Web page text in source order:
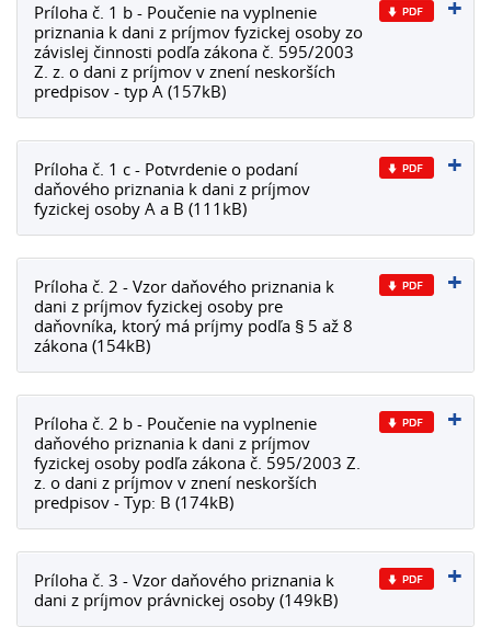
Príloha č. 1 b - Poučenie na vyplnenie
priznania k dani z príjmov fyzickej osoby zo
závislej činnosti podľa zákona č. 595/2003
Z. z. o dani z príjmov v znení neskorších
predpisov - typ A (157kB)
Príloha č. 1 c - Potvrdenie o podaní
daňového priznania k dani z príjmov
fyzickej osoby A a B (111kB)
Príloha č. 2 - Vzor daňového priznania k
dani z príjmov fyzickej osoby pre
daňovníka, ktorý má príjmy podľa § 5 až 8
zákona (154kB)
Príloha č. 2 b - Poučenie na vyplnenie
daňového priznania k dani z príjmov
fyzickej osoby podľa zákona č. 595/2003 Z.
z. o dani z príjmov v znení neskorších
predpisov - Typ: B (174kB)
Príloha č. 3 - Vzor daňového priznania k
dani z príjmov právnickej osoby (149kB)